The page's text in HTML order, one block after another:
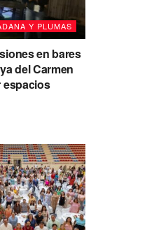
Y PLUMAS
en bares
del Carmen
espacios